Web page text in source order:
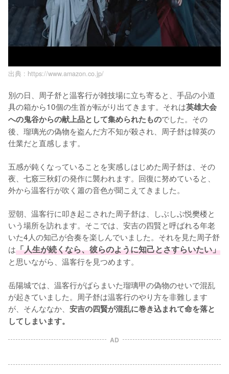
出典 : https://www.amazon.co.jp/
別の日、周子舒と温客行が雑技場に立ち寄ると、手品の小道
具の箱から10個の生首が転がり出てきます。それは英雄大会
への鬼谷からの献上品として集められたものでした。その
後、瑠璃光の偽物を盗んだ方不知が殺され、周子舒は韓英の
仕業だと直感します。
五感が鈍くなっていることを実感しはじめた周子舒は、その
夜、七竅三秋釘の発作に襲われます。回復に努めていると、
外から温客行が吹く簫の音色が聞こえてきました。
翌朝、温客行に叩き起こされた周子舒は、しぶしぶ悦樊楼と
いう場所を訪れます。そこでは、安吉の四賢と呼ばれる年老
いた4人の知己が合奏を楽しんでいました。それを見た周子舒
は「人生が続くなら、彼らのように知己とさすらいたい」
と思いながら、温客行を見つめます。
岳陽城では、温客行がばらまいた瑠璃甲の偽物のせいで混乱
が起きていました。周子舒は温客行のやり方を非難します
が、そんななか、 安吉の四賢が混乱に巻き込まれて命を落と
してしまいます。
AD